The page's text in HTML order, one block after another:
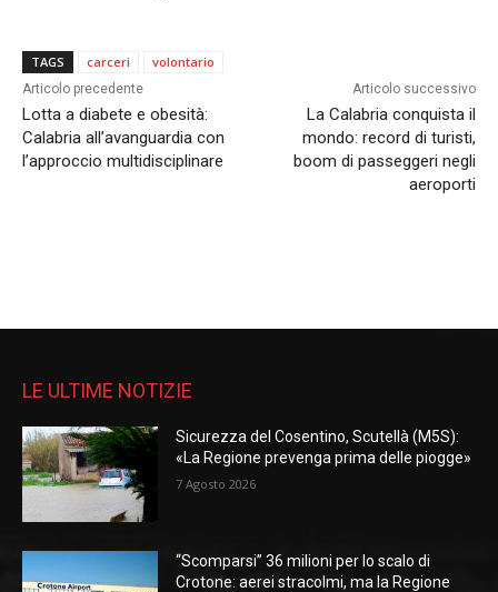
TAGS carceri volontario
Articolo precedente
Lotta a diabete e obesità:
Calabria all’avanguardia con
l’approccio multidisciplinare
Articolo successivo
La Calabria conquista il
mondo: record di turisti,
boom di passeggeri negli
aeroporti
LE ULTIME NOTIZIE
Sicurezza del Cosentino, Scutellà (M5S):
«La Regione prevenga prima delle piogge»
7 Agosto 2026
“Scomparsi” 36 milioni per lo scalo di
Crotone: aerei stracolmi, ma la Regione